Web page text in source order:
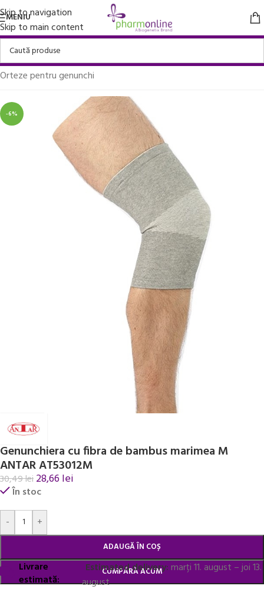
Skip to navigation
Skip to main content
MENIU
Prima pagină/Suporturi ortopedice si orteze/
Orteze pentru genunchi
-6%
Genunchiera cu fibra de bambus marimea M
ANTAR AT53012M
30,49lei28,66 lei
În stoc
-
+
ADAUGĂ ÎN COȘ
CUMPĂRĂ ACUM
Alternative:
Livrare
estimată:
Estimated delivery:marți 11. august – joi 13.
august